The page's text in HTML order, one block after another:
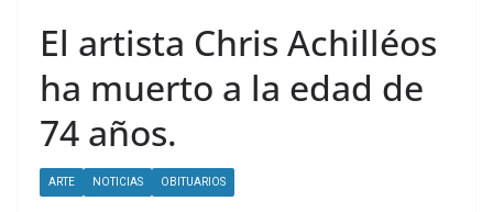
El artista Chris Achilléos
ha muerto a la edad de
74 años.
ARTE NOTICIAS OBITUARIOS